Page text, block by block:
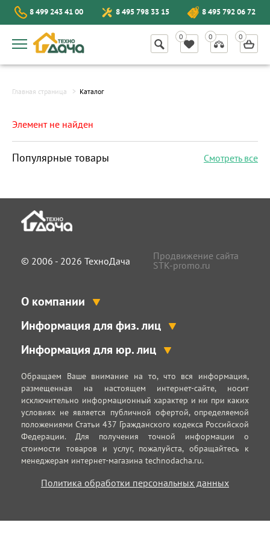
8 499 243 41 00 8 495 798 33 15 8 495 792 06 72
Главная страница Каталог
Элемент не найден
Популярные товары Смотреть все
© 2006 - 2026 ТехноДача
Продвижение сайта
STK-promo.ru
О компании
Информация для физ. лиц
Информация для юр. лиц
Обращаем Ваше внимание на то, что вся информация,
размещенная на настоящем интернет-сайте, носит
исключительно информационный характер и ни при каких
условиях не является публичной офертой, определяемой
положениями Статьи 437 Гражданского кодекса Российской
Федерации. Для получения точной информации о
стоимости товаров и услуг, пожалуйста, обращайтесь к
менеджерам интернет-магазина technodacha.ru.
Политика обработки персональных данных